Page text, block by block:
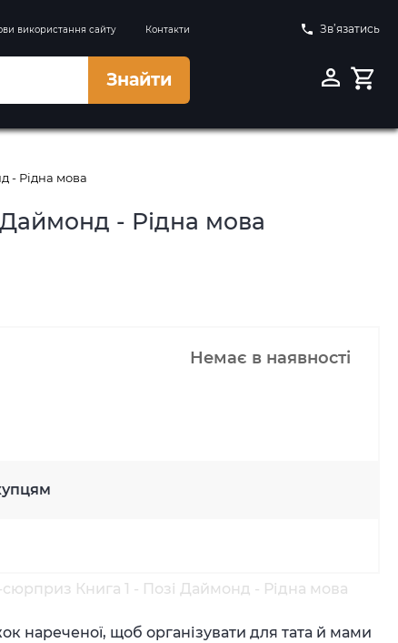
використання сайту Контакти Зв’язатись
Знайти
- Рідна мова
- Рідна мова
Немає в наявності
Книга 1 - Позі Даймонд - Рідна мова
нареченої, щоб організувати для тата й мами